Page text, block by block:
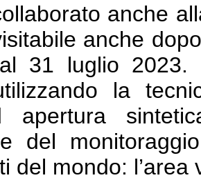
anche
anche
31 luglio 2023.
la
apertura
del
del mondo: